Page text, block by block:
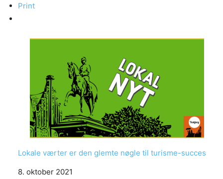
Print
Lokale værter er den glemte nøgle til turisme-succes
Date
8. oktober 2021